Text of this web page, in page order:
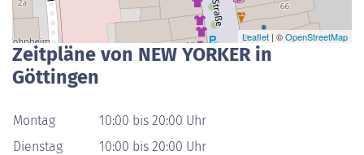
Leaflet | ©OpenStreetMap
Zeitpläne von NEW YORKER in
Göttingen
Montag
10:00 bis 20:00 Uhr
Dienstag
10:00 bis 20:00 Uhr